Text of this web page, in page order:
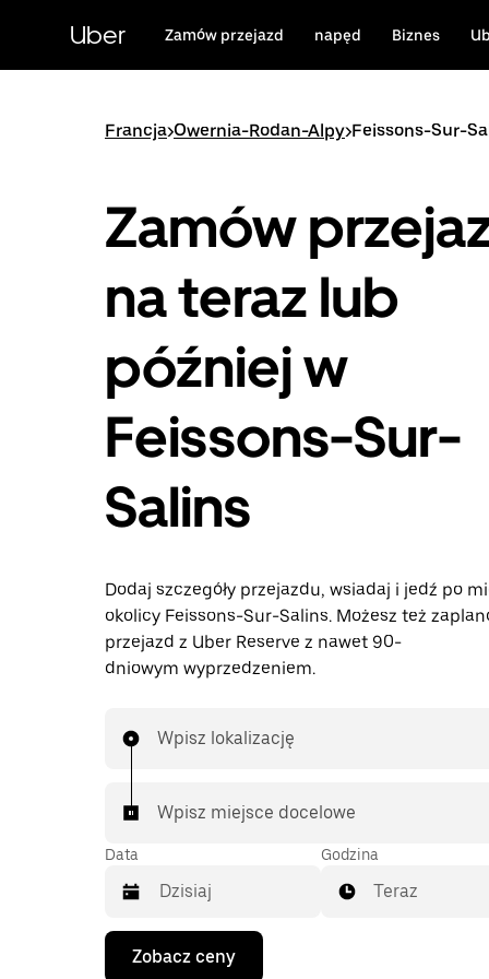
zawartości
Uber Zamów przejazd napęd Biznes
Francja>Owernia-Rodan-Alpy>Feissons-Sur-
Zamów
na teraz lub
później w
Feissons-Sur-
Salins
Dodaj szczegóły przejazdu, wsiadaj i jedź po
okolicy Feissons-Sur-Salins. Możesz też
przejazd z Uber Reserve z nawet 90-
dniowym wyprzedzeniem.
Wpisz lokalizację
Wpisz miejsce docelowe
Data
Naciśnij
klawisz
Godzina
Teraz
Zobacz ceny